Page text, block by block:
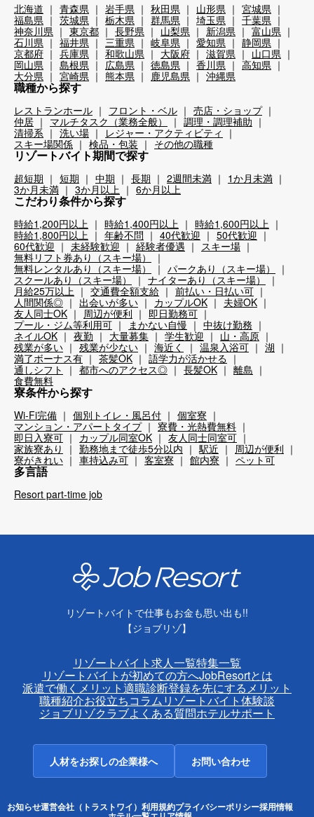
北海道 青森県 岩手県 秋田県 山形県
宮城県
福島県
茨城県 栃木県 群馬県 埼玉県
千葉県
神奈川県
東京都 長野県 山梨県 新潟県
富山県
石川県
福井県 三重県 岐阜県 愛知県
静岡県
京都府
兵庫県 和歌山県 大阪府 滋賀県
山口県
岡山県
島根県 広島県 徳島県 香川県
高知県
大分県
宮崎県 熊本県 鹿児島県 沖縄県
職種から探す
レストランホール フロント・ベル
売店・ショップ
仲居
マルチタスク（業務全般）
調理・調理補助
清掃系
洗い場
レジャー・アクティビティ
スキー場関係
検品・包装 その他の職種
リゾートバイト期間で探す
超短期 短期 中期 長期 2週間未満
1か月未満
3か月未満
3か月以上 6か月以上
こだわり条件から探す
時給1,200円以上 時給1,400円以上
時給1,600円以上
時給1,800円以上
年齢不問 40代歓迎
50代歓迎
60代歓迎
未経験歓迎 経験者優遇
スキー場
無料リフト券あり（スキー場）
無料レンタルあり（スキー場）
パークあり（スキー場）
スクールあり（スキー場）
ナイターあり（スキー場）
月給25万以上
交通費全額支給
前払い・日払い可
人間関係◎
出会いが多い カップルOK
夫婦OK
友人同士OK
周辺が便利
即日勤務可
プール・ジム等利用可
まかない自慢
中抜け勤務
ネイルOK
夜勤 大量募集 学生歓迎
山・高原
残業が多い
残業が少ない 海近く 温泉入浴可
湖
満了ボーナス有
茶髪OK
語学力が活かせる
通しシフト
都市へのアクセス◎ 長髪OK
離島
食費無料
寮条件から探す
Wi-Fi完備 個別トイレ・風呂付
個室寮
マンション・アパートタイプ
寮費・光熱費無料
即日入寮可
カップル同室OK
友人同士同室可
家族寮あり
勤務地まで徒歩5分以内 駅近
周辺が便利
寮がきれい
車持込み可 客室寮 館内寮 ペット可
多言語
Resort part-time job
リゾートバイトで仕事もお金も思い出も!!
【ジョブリゾ】
リゾートバイト求人一覧特集一覧
リゾートバイトが初めての方へJobResortとは
派遣で働くメリット適職診断登録を先にするメリット
職種紹介お役立ちコラムリゾートバイト体験談
ジョブリゾクラブよくある質問ホテルサポート
人材をお探しの企業様へ お問い合わせ
お知らせ運営会社（トラストワイ） 利用規約プライバシーポリシー採用情報